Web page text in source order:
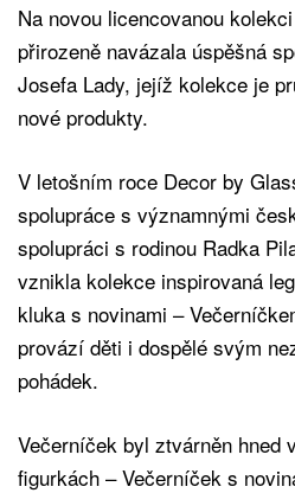
Na novou licencovanou
přirozeně navázala úspěšná
Josefa Lady, jejíž kolekce je
nové produkty.
V letošním roce Decor by
spolupráce s významnými
spolupráci s rodinou Radka
vznikla kolekce inspirovaná
kluka s novinami –
provází děti i dospělé svým
pohádek.
Večerníček byl ztvárněn hned
figurkách – Večerníček s